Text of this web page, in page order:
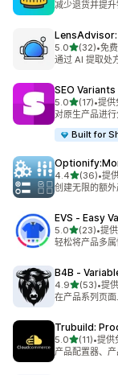
减少退货并提
5.0星（满分 5
(32)
总共 32 条评论
•免
通过 AI 提取处
SEO
5.0星（满分 5
(17)
总共 17 条评论
•提供
对原生产品进
Built for
4.4星（满分 5
(36)
总共 36 条评论
•提
创建无限的额外
EVS ‑ Easy
5.0星（满分 5
(23)
总共 23 条评论
•提
轻松将产品多属
B4B ‑
4.9星（满分 5
(53)
总共 53 条评论
•提
在产品系列页
Trubuild:
5.0星（满分 5
(11)
总共 11 条评论
•提供
产品配置器、